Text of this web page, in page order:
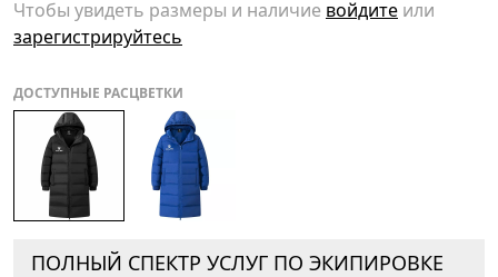
Чтобы увидеть размеры и наличие войдите или
зарегистрируйтесь
ДОСТУПНЫЕ РАСЦВЕТКИ
ПОЛНЫЙ СПЕКТР УСЛУГ ПО ЭКИПИРОВКЕ